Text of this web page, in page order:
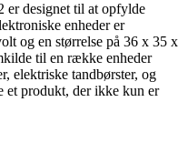
er designet til at opfylde
enheder er
og en størrelse på 36 x 35 x
til en række enheder
elektriske tandbørster, og
et produkt, der ikke kun er